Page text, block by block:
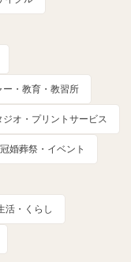
・教育・教習所
ジオ・プリントサービス
冠婚葬祭・イベント
活・くらし